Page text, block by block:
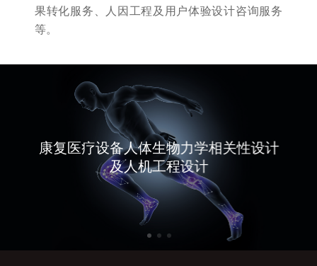
果转化服务、人因工程及用户体验设计咨询服务
等。
康复医疗设备人体生物力学相关性设计
及人机工程设计